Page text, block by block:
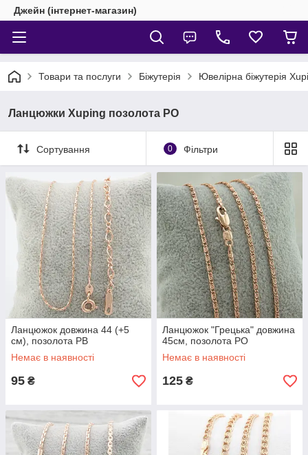
Джейн (інтернет-магазин)
Товари та послуги Біжутерія Ювелірна біжутерія
Ланцюжки Xuping позолота РО
Сортування 0 Фільтри
Ланцюжок довжина 44 (+5
см), позолота РВ
Немає в наявності
95 ₴
Ланцюжок "Грецька" довжина
45см, позолота РО
Немає в наявності
125 ₴